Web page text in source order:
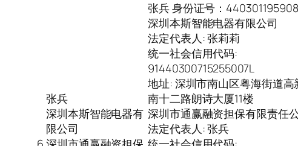
张兵
深圳本斯智能电器有
限公司
张兵 身份证号：
深圳本斯智能电器有限公司
法定代表人: 张莉莉
统一社会信用代码:
91440300715255007L
地址: 深圳市南山区粤海街道高
南十二路朗诗大厦11楼
深圳市通赢融资担保有限责任
法定代表人: 张兵